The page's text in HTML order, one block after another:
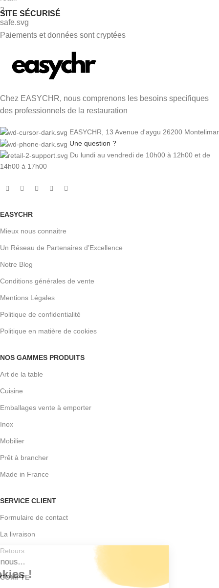
SITE SÉCURISÉ
Paiements et données sont cryptées
Chez EASYCHR, nous comprenons les besoins specifiques
des professionnels de la restauration
EASYCHR, 13 Avenue d'aygu 26200 Montelimar
Une question ?
Du lundi au vendredi de 10h00 à 12h00 et de
14h00 à 17h00
EASYCHR
Mieux nous connaitre
Un Réseau de Partenaires d’Excellence
Notre Blog
Conditions générales de vente
Mentions Légales
Politique de confidentialité
Politique en matière de cookies
NOS GAMMES PRODUITS
Art de la table
Cuisine
Emballages vente à emporter
Inox
Mobilier
Prêt à brancher
Made in France
SERVICE CLIENT
Formulaire de contact
La livraison
Retours
COMPTE